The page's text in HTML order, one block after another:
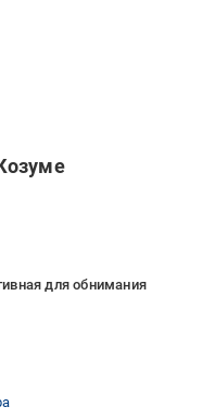
для обнимания